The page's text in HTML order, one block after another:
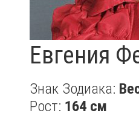
Евгения
Знак Зодиака:
Рост: 164 см